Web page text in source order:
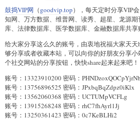
鼓捣VIP网 （goodvip.top），每天定时分享VIP
知网、万方数据、维普网、读秀、超星、龙源
库、法律数据库、医学数据库、金融数据库共享
给大家分享这么久的账号，由衷地祝福大家天
够分享或者收藏本站，可以向你的好朋友分享
个社交网站的分享按钮，快快share起来起来吧！
账号：13323910200 密码：PHNDzoxQOCpYjrNb
账号：13756896525 密码：JPxbqBqZdpz0iKlx
账号：13562060368 密码：UCTUMpVCFLg
账号：13915268248 密码：rhC7fhAyrl1Jj
账号：13250361423 密码：0c7KeBLHi2